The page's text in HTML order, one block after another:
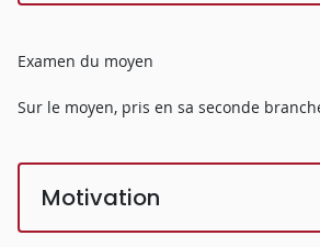
Examen du moyen
Sur le moyen, pris en sa seconde
Motivation